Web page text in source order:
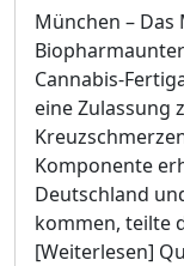
München –
Cannabis-
eine Zulassung
Komponente
Deutschland
kommen, teilte
[Weiterlesen]